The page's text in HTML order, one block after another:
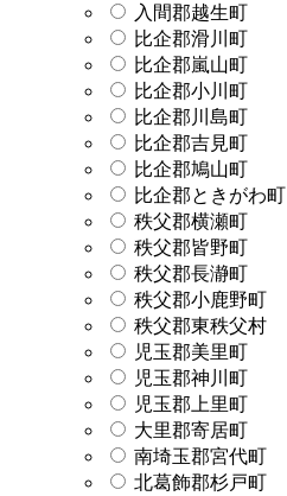
入間郡越生町
比企郡滑川町
比企郡嵐山町
比企郡小川町
比企郡川島町
比企郡吉見町
比企郡鳩山町
比企郡ときがわ町
秩父郡横瀬町
秩父郡皆野町
秩父郡長瀞町
秩父郡小鹿野町
秩父郡東秩父村
児玉郡美里町
児玉郡神川町
児玉郡上里町
大里郡寄居町
南埼玉郡宮代町
北葛飾郡杉戸町